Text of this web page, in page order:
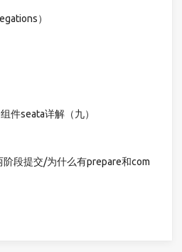
）
件seata详解（九）
段提交/为什么有prepare和com